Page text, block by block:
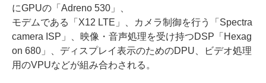
にGPUの「Adreno 530」、
モデムである「X12 LTE」、カメラ制御を行う「Spectra
camera ISP」、映像・音声処理を受け持つDSP「Hexag
on 680」、ディスプレイ表示のためのDPU、ビデオ処理
用のVPUなどが組み合わされる。